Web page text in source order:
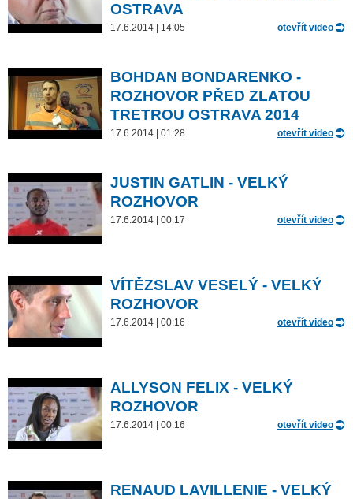
OSTRAVA
17.6.2014 | 14:05 otevřít video
BOHDAN BONDARENKO -
ROZHOVOR PŘED ZLATOU
TRETROU OSTRAVA 2014
17.6.2014 | 01:28 otevřít video
JUSTIN GATLIN - VELKÝ
ROZHOVOR
17.6.2014 | 00:17 otevřít video
VÍTĚZSLAV VESELÝ - VELKÝ
ROZHOVOR
17.6.2014 | 00:16 otevřít video
ALLYSON FELIX - VELKÝ
ROZHOVOR
17.6.2014 | 00:16 otevřít video
RENAUD LAVILLENIE - VELKÝ